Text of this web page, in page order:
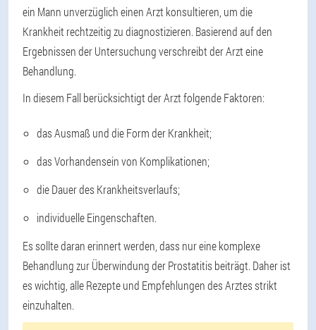
ein Mann unverzüglich einen Arzt konsultieren, um die
Krankheit rechtzeitig zu diagnostizieren. Basierend auf den
Ergebnissen der Untersuchung verschreibt der Arzt eine
Behandlung.
In diesem Fall berücksichtigt der Arzt folgende Faktoren:
das Ausmaß und die Form der Krankheit;
das Vorhandensein von Komplikationen;
die Dauer des Krankheitsverlaufs;
individuelle Eingenschaften.
Es sollte daran erinnert werden, dass nur eine komplexe
Behandlung zur Überwindung der Prostatitis beiträgt. Daher ist
es wichtig, alle Rezepte und Empfehlungen des Arztes strikt
einzuhalten.